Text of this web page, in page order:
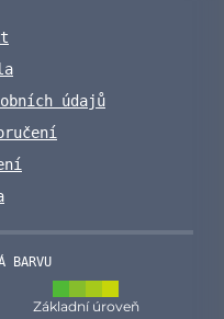
údajů
BARVU
Základní úroveň